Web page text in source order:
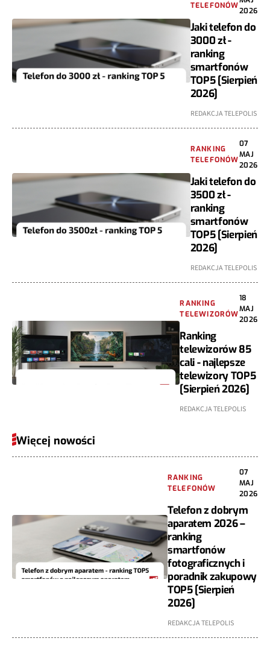
TELEFONÓW
2026
Jaki telefon do
3000 zł -
ranking
smartfonów
TOP5 [Sierpień
2026]
REDAKCJA TELEPOLIS
RANKING
TELEFONÓW
07
MAJ
2026
Jaki telefon do
3500 zł -
ranking
smartfonów
TOP5 [Sierpień
2026]
REDAKCJA TELEPOLIS
RANKING
TELEWIZORÓW
18
MAJ
2026
Ranking
telewizorów 85
cali - najlepsze
telewizory TOP5
[Sierpień 2026]
REDAKCJA TELEPOLIS
Więcej nowości
RANKING
TELEFONÓW
07
MAJ
2026
Telefon z dobrym
aparatem 2026 –
ranking
smartfonów
fotograficznych i
poradnik zakupowy
TOP5 [Sierpień
2026]
REDAKCJA TELEPOLIS